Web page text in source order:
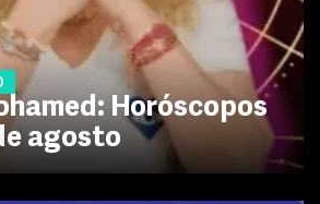
Horóscopos
agosto